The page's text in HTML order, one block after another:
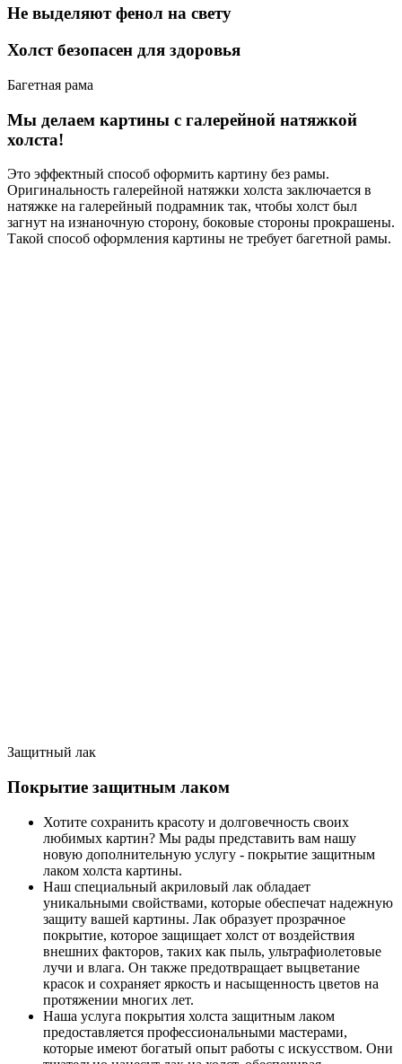
Не выделяют фенол на свету
Холст безопасен для здоровья
Багетная рама
Мы делаем картины с галерейной натяжкой
холста!
Это эффектный способ оформить картину без рамы.
Оригинальность галерейной натяжки холста заключается в
натяжке на галерейный подрамник так, чтобы холст был
загнут на изнаночную сторону, боковые стороны прокрашены.
Такой способ оформления картины не требует багетной рамы.
Защитный лак
Покрытие защитным лаком
Хотите сохранить красоту и долговечность своих
любимых картин? Мы рады представить вам нашу
новую дополнительную услугу - покрытие защитным
лаком холста картины.
Наш специальный акриловый лак обладает
уникальными свойствами, которые обеспечат надежную
защиту вашей картины. Лак образует прозрачное
покрытие, которое защищает холст от воздействия
внешних факторов, таких как пыль, ультрафиолетовые
лучи и влага. Он также предотвращает выцветание
красок и сохраняет яркость и насыщенность цветов на
протяжении многих лет.
Наша услуга покрытия холста защитным лаком
предоставляется профессиональными мастерами,
которые имеют богатый опыт работы с искусством. Они